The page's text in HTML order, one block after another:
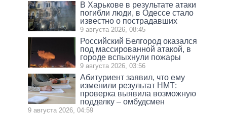
В Харькове в результате атаки
погибли люди, в Одессе стало
известно о пострадавших
9 августа 2026, 08:45
Российский Белгород оказался
под массированной атакой, в
городе вспыхнули пожары
9 августа 2026, 03:56
Абитуриент заявил, что ему
изменили результат НМТ:
проверка выявила возможную
подделку – омбудсмен
9 августа 2026, 04:59